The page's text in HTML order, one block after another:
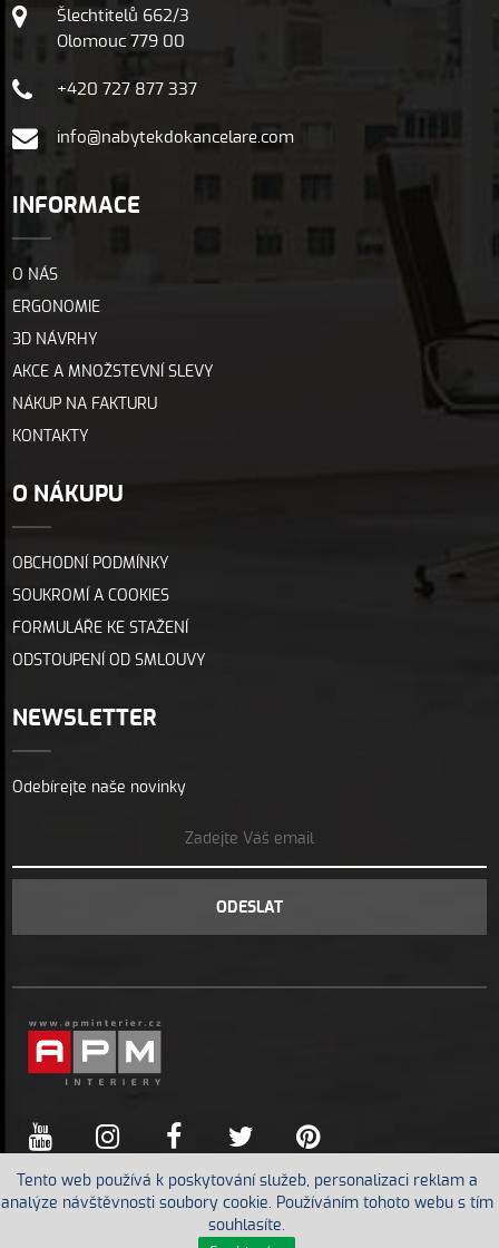
Šlechtitelů 662/3
Olomouc 779 00
+420 727 877 337
info@nabytekdokancelare.com
INFORMACE
O NÁS
ERGONOMIE
3D NÁVRHY
AKCE A MNOŽSTEVNÍ SLEVY
NÁKUP NA FAKTURU
KONTAKTY
O NÁKUPU
OBCHODNÍ PODMÍNKY
SOUKROMÍ A COOKIES
FORMULÁŘE KE STAŽENÍ
ODSTOUPENÍ OD SMLOUVY
NEWSLETTER
Odebírejte naše novinky
ODESLAT
Created byOrbinet s.r.o.
Tento web používá k poskytování služeb, personalizaci reklam a
analýze návštěvnosti soubory cookie. Používáním tohoto webu s tím
souhlasíte.